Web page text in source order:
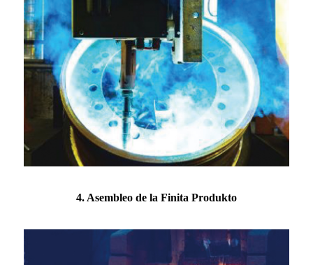
4. Asembleo de la Finita Produkto